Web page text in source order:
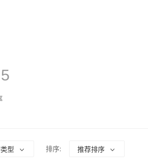
型 排序: 推荐排序